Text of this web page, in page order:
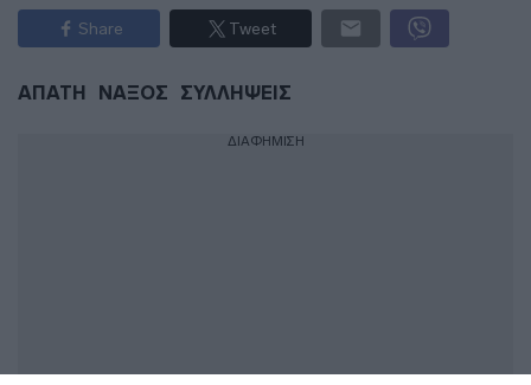
Share Tweet
ΑΠΑΤΗ ΝΑΞΟΣ ΣΥΛΛΗΨΕΙΣ
ΔΙΑΦΗΜΙΣΗ